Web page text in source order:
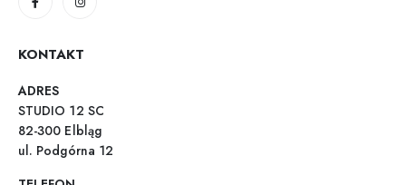
KONTAKT
ADRES
STUDIO 12 SC
82-300 Elbląg
ul. Podgórna 12